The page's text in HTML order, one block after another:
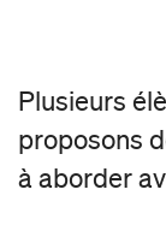
Plusieurs
proposons
à aborder